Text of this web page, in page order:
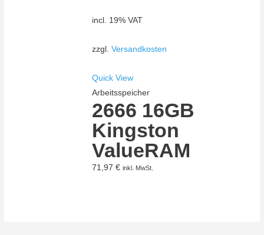
incl. 19% VAT
zzgl. Versandkosten
Quick View
Arbeitsspeicher
2666 16GB
Kingston
ValueRAM
71,97 € inkl. MwSt.